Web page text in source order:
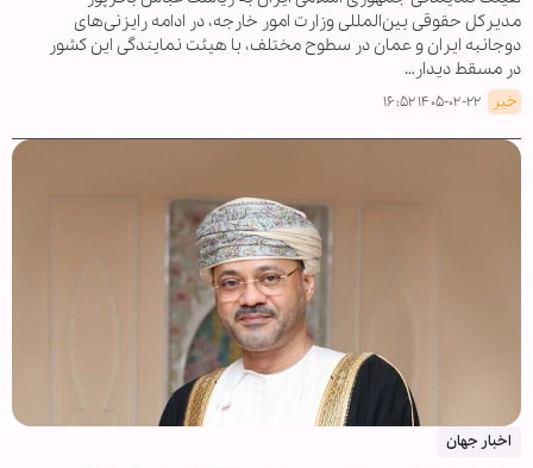
مدیرکل حقوقی بین‌المللی وزارت امور خارجه، در ادامه رایزنی‌های
دوجانبه ایران و عمان در سطوح مختلف، با هیئت نمایندگی این کشور
در مسقط دیدار…
خبر ۱۴۰۵-۰۲-۲۲ ۱۶:۵۲
اخبار جهان